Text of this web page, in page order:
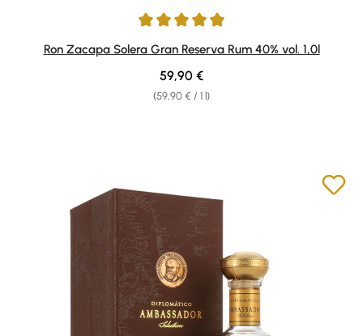
Average rating of 4.92 out of 5 stars
Ron Zacapa Solera Gran Reserva Rum 40% vol. 1,0l
(59,90 € / 1 l)
Regular price:
59,90 €